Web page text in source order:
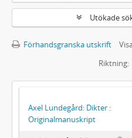
Utökade
Förhandsgranska utskrift
Riktning:
Axel Lundegård: Dikter :
Originalmanuskript